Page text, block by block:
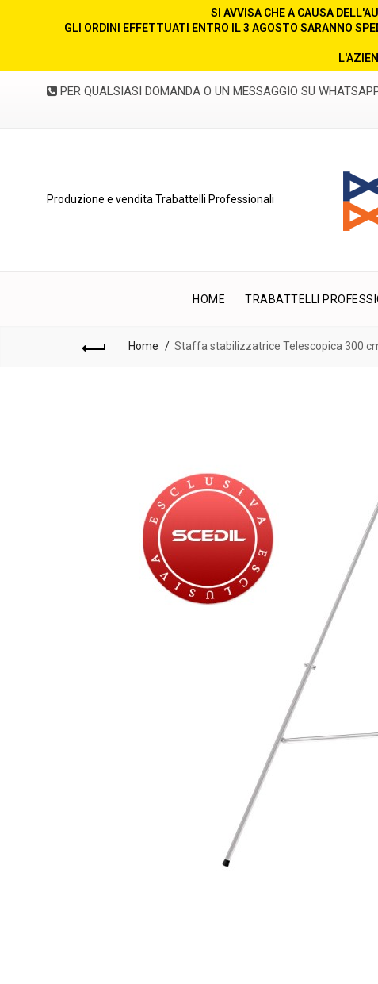
SI AVVISA CHE A CAUSA
GLI ORDINI EFFETTUATI ENTRO IL 3 AGOSTO SARANNO
PER QUALSIASI DOMANDA O UN MESSAGGIO SU
Produzione e vendita Trabattelli Professionali
HOME TRABATTELLI
Home Staffa stabilizzatrice Telescopica 300